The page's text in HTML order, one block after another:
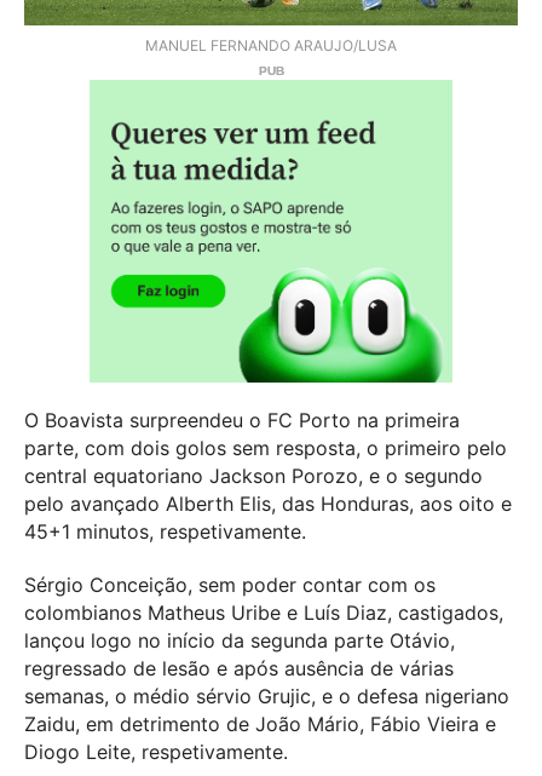
MANUEL FERNANDO ARAUJO/LUSA
O Boavista surpreendeu o FC Porto na primeira
parte, com dois golos sem resposta, o primeiro pelo
central equatoriano Jackson Porozo, e o segundo
pelo avançado Alberth Elis, das Honduras, aos oito e
45+1 minutos, respetivamente.
Sérgio Conceição, sem poder contar com os
colombianos Matheus Uribe e Luís Diaz, castigados,
lançou logo no início da segunda parte Otávio,
regressado de lesão e após ausência de várias
semanas, o médio sérvio Grujic, e o defesa nigeriano
Zaidu, em detrimento de João Mário, Fábio Vieira e
Diogo Leite, respetivamente.